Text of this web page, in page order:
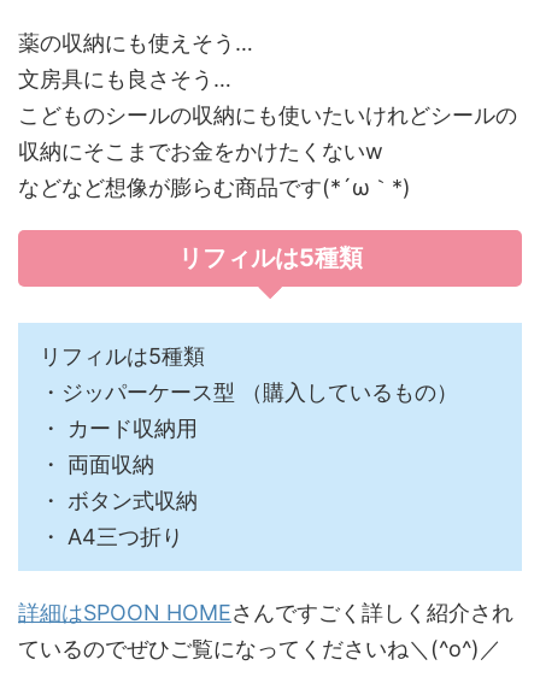
薬の収納にも使えそう…
文房具にも良さそう…
こどものシールの収納にも使いたいけれどシールの
収納にそこまでお金をかけたくないw
などなど想像が膨らむ商品です(*´ω｀*)
リフィルは5種類
リフィルは5種類
・ジッパーケース型 （購入しているもの）
・ カード収納用
・ 両面収納
・ ボタン式収納
・ A4三つ折り
詳細はSPOON HOMEさんですごく詳しく紹介され
ているのでぜひご覧になってくださいね＼(^o^)／